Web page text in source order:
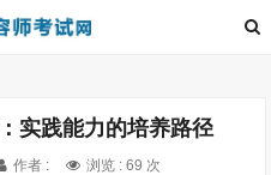
实践能力的培养路径
作者 : 浏览 : 69 次